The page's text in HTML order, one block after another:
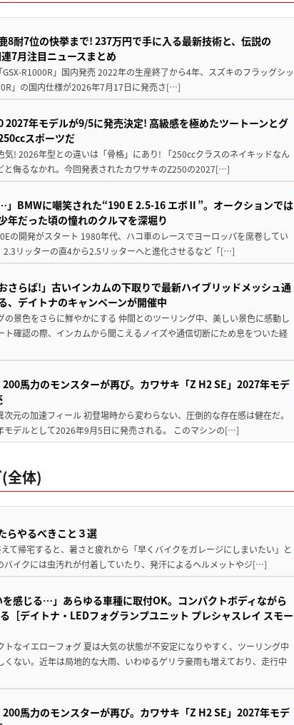
8耐7位の快挙まで! 237万円で手に入る最新技術と、伝説の
7月注目ニュースまとめ
R1000R」国内発売 2022年の生産終了から4年、スズキのフラッグシッ
」の国内仕様が2026年7月17日に発売さ[…]
2027年モデルが9/5に発売決定! 高級感を極めたツートーンとグ
スポーツだ
気! 2026年型との違いは「骨格」にあり! 「250ccクラスのネイキッドなん
と侮るなかれ。今回発表されたカワサキのZ250の2027[…]
」BMWに嘲笑された“190 E 2.5-16 エボⅡ”。オークションでは
年だった頃の憧れのクルマを深堀り
の開発がスタート 1980年代、ハコ車のレースでヨーロッパを席巻してい
2.3リッターの直4から2.5リッターへと進化させるなど「[…]
さらば!」古いインカムの下取りで最新ハイブリッドメッシュ通
、デイトナのキャンペーンが開催中
の景色をさらに鮮やかにする 仲間とのツーリング中、美しい景色に感動し
ト確認の際、インカムから聞こえるノイズや通信切断にため息をついた経
馬力のモンスターが再び。カワサキ「Z H2 SE」2027年モデ
元の加速フィール 初登場時から変わらない、圧倒的な存在感は健在だ。
モデルとして2026年9月5日に発売される。 このマシンの[…]
全体)
らやるべきこと３選
て帰宅すると、暑さと疲れから「早くバイクをガレージにしまいたい」と
バイクには虫汚れが付着していたり、発汗によるヘルメットやジ[…]
を感じる…」あらゆる車種に取付OK。コンパクトボディながら
［デイトナ・LEDフォグランプユニット プレシャスレイ スモー
なイエローフォグ 夏は大気の状態が不安定になりやすく、ツーリング中
ない。近年は局地的な大雨、いわゆるゲリラ豪雨も増えており、走行中
馬力のモンスターが再び。カワサキ「Z H2 SE」2027年モデ